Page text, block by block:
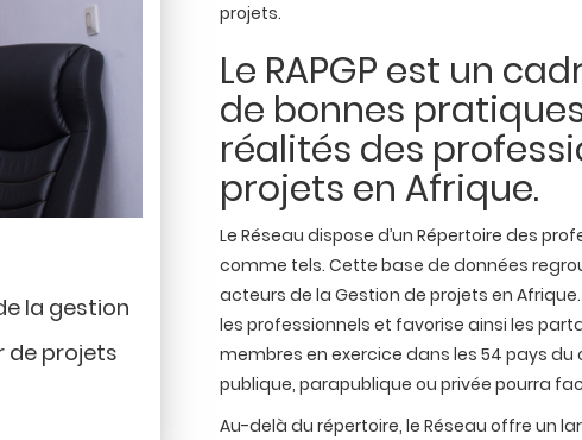
la gestion
de projets
projets.
Le RAPGP est un
de bonnes
réalités des
projets en Afrique.
Le Réseau dispose d’un Répertoire des
comme tels. Cette base de données
acteurs de la Gestion de projets en
les professionnels et favorise ainsi les
membres en exercice dans les 54 pays
publique, parapublique ou privée pourra
Au-delà du répertoire, le Réseau offre un